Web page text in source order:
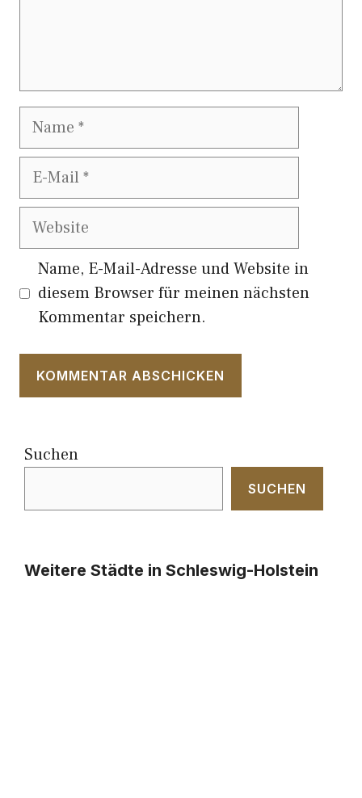
Name
E-
Website
Name, E-Mail-Adresse und Website in
diesem Browser für meinen nächsten
Kommentar speichern.
Suchen
SUCHEN
Weitere Städte in Schleswig-Holstein